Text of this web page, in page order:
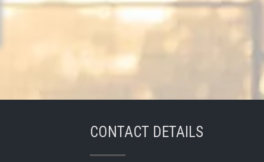
CONTACT DETAILS